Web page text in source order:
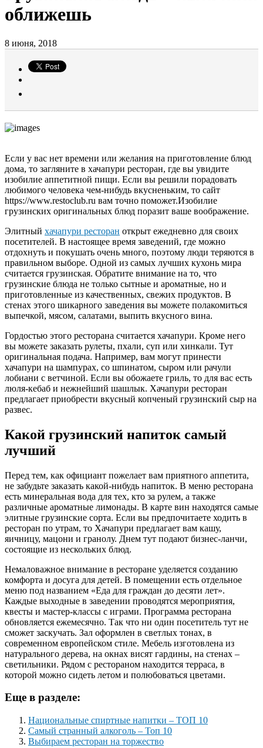
оближешь
8 июня, 2018
Если у вас нет времени или желания на приготовление блюд
дома, то загляните в хачапури ресторан, где вы увидите
изобилие аппетитной пищи. Если вы решили порадовать
любимого человека чем-нибудь вкусненьким, то сайт
https://www.restoclub.ru вам точно поможет.Изобилие
грузинских оригинальных блюд поразит ваше воображение.
Элитный хачапури ресторан открыт ежедневно для своих
посетителей. В настоящее время заведений, где можно
отдохнуть и покушать очень много, поэтому люди теряются в
правильном выборе. Одной из самых лучших кухонь мира
считается грузинская. Обратите внимание на то, что
грузинские блюда не только сытные и ароматные, но и
приготовленные из качественных, свежих продуктов. В
стенах этого шикарного заведения вы можете полакомиться
выпечкой, мясом, салатами, выпить вкусного вина.
Гордостью этого ресторана считается хачапури. Кроме него
вы можете заказать рулеты, пхали, суп или хинкали. Тут
оригинальная подача. Например, вам могут принести
хачапури на шампурах, со шпинатом, сыром или рачули
лобиани с ветчиной. Если вы обожаете гриль, то для вас есть
люля-кебаб и нежнейший шашлык. Хачапури ресторан
предлагает приобрести вкусный копченый грузинский сыр на
развес.
Какой грузинский напиток самый
лучший
Перед тем, как официант пожелает вам приятного аппетита,
не забудьте заказать какой-нибудь напиток. В меню ресторана
есть минеральная вода для тех, кто за рулем, а также
различные ароматные лимонады. В карте вин находятся самые
элитные грузинские сорта. Если вы предпочитаете ходить в
ресторан по утрам, то Хачапури предлагает вам кашу,
яичницу, мацони и гранолу. Днем тут подают бизнес-ланчи,
состоящие из нескольких блюд.
Немаловажное внимание в ресторане уделяется созданию
комфорта и досуга для детей. В помещении есть отдельное
меню под названием «Еда для граждан до десяти лет».
Каждые выходные в заведении проводятся мероприятия,
квесты и мастер-классы с играми. Программа ресторана
обновляется ежемесячно. Так что ни один посетитель тут не
сможет заскучать. Зал оформлен в светлых тонах, в
современном европейском стиле. Мебель изготовлена из
натурального дерева, на окнах висят гардины, на стенах –
светильники. Рядом с рестораном находится терраса, в
которой можно сидеть летом и полюбоваться цветами.
Еще в разделе:
Национальные спиртные напитки – ТОП 10
Самый странный алкоголь – Топ 10
Выбираем ресторан на торжество